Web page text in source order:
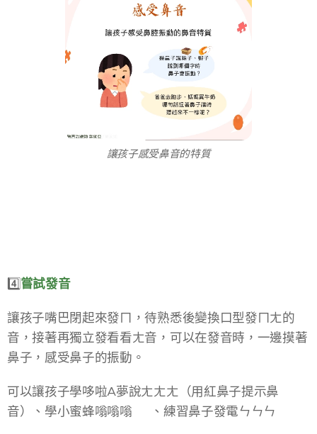
讓孩子感受鼻音的特質​
4️⃣嘗試發音​
讓孩子嘴巴閉起來發ㄇ，待熟悉後變換口型發ㄇㄤ的
音，​接著再獨立發看看ㄤ音，可以在發音時，一邊摸著
鼻子，感受鼻子的振動。​
可以讓孩子學哆啦A夢說ㄤㄤㄤ（用紅鼻子提示鼻
音）、學小蜜蜂嗡嗡嗡🐝 、練習鼻子發電ㄣㄣㄣ⚡️​